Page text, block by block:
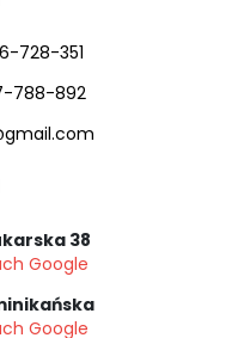
728-351
788-892
38
Google
Google